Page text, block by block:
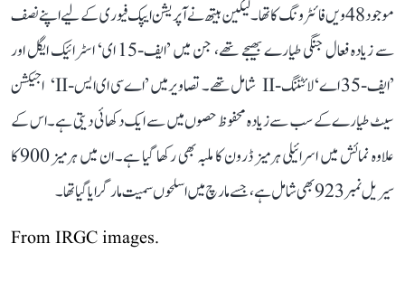
موجود 48ویں فائٹر ونگ کا تھا۔ لیکین ہیتھ نے آپریشن ایپک فیوری کے لیے اپنے نصف
سے زیادہ فعال جنگی طیارے بھیجے تھے، جن میں ’ایف-15 ای‘ اسٹرائیک ایگل اور
’ایف-35 اے‘ لائٹننگ-II شامل تھے۔ تصاویر میں ’اے سی ای ایس-II‘ اجیکشن
سیٹ طیارے کے سب سے زیادہ محفوظ حصوں میں سے ایک دکھائی دیتی ہے۔ اس کے
علاوہ نمائش میں اسرائیلی ہرمیز ڈرون کا ملبہ بھی رکھا گیا ہے۔ ان میں ہرمیز 900 کا
سیریل نمبر 923 بھی شامل ہے، جسے مارچ میں اسلحوں سمیت مار گرایا گیا تھا۔
From IRGC images.